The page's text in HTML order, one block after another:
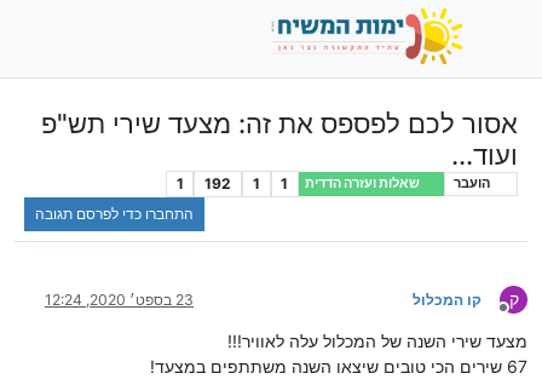
אסור לכם לפספס את זה: מצעד שירי תש"פ
ועוד...
הועבר שאלות ועזרה הדדית 1
1
192
1
התחברו כדי לפרסם תגובה
ק
מנותק
קו המכלול 23 בספט׳ 2020, 12:24
מצעד שירי השנה של המכלול עלה לאוויר!!!
67 שירים הכי טובים שיצאו השנה משתתפים במצעד!